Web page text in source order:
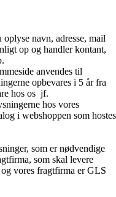
navn, adresse, mail
op og handler kontant,
anvendes til
opbevares i 5 år fra
hos os jf.
hos vores
i webshoppen som hostes
som er nødvendige
som skal levere
og vores fragtfirma er GLS